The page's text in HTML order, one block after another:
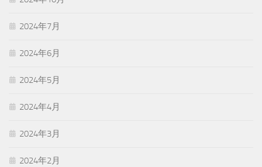
2024年7月
2024年6月
2024年5月
2024年4月
2024年3月
2024年2月